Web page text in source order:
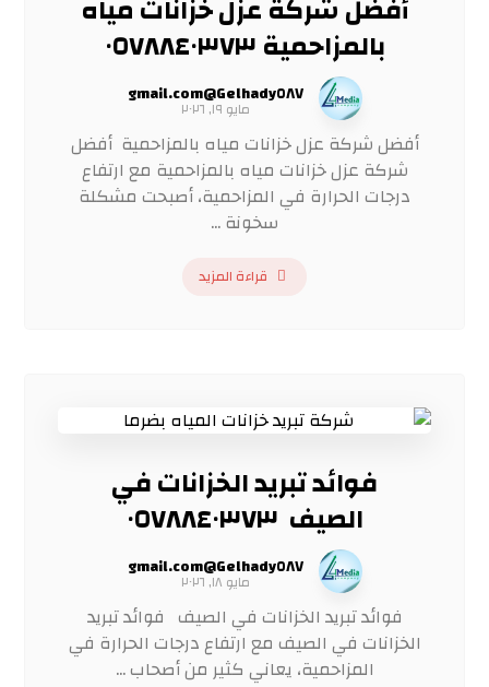
أفضل شركة عزل خزانات مياه
بالمزاحمية ٠٥٧٨٨٤٠٣٧٣
Gelhady٥٨٧@gmail.com
مايو ١٩, ٢٠٢٦
أفضل شركة عزل خزانات مياه بالمزاحمية أفضل
شركة عزل خزانات مياه بالمزاحمية مع ارتفاع
درجات الحرارة في المزاحمية، أصبحت مشكلة
سخونة ...
قراءة المزيد
فوائد تبريد الخزانات في
الصيف ٠٥٧٨٨٤٠٣٧٣
Gelhady٥٨٧@gmail.com
مايو ١٨, ٢٠٢٦
فوائد تبريد الخزانات في الصيف فوائد تبريد
الخزانات في الصيف مع ارتفاع درجات الحرارة في
المزاحمية، يعاني كثير من أصحاب ...